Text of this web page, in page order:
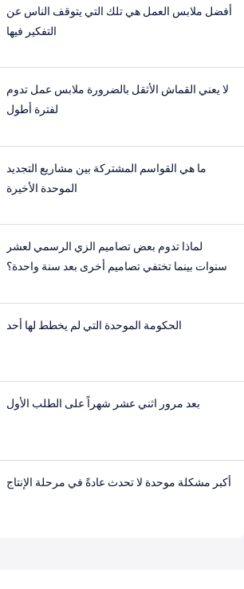
أفضل ملابس العمل هي تلك التي يتوقف الناس عن
التفكير فيها
لا يعني القماش الأثقل بالضرورة ملابس عمل تدوم
لفترة أطول
ما هي القواسم المشتركة بين مشاريع التجديد
الموحدة الأخيرة
لماذا تدوم بعض تصاميم الزي الرسمي لعشر
سنوات بينما تختفي تصاميم أخرى بعد سنة واحدة؟
الحكومة الموحدة التي لم يخطط لها أحد
بعد مرور اثني عشر شهراً على الطلب الأول
أكبر مشكلة موحدة لا تحدث عادةً في مرحلة الإنتاج